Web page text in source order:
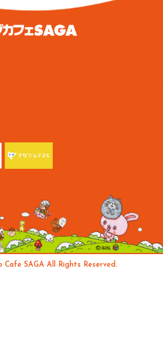
Cafe SAGA All Rights Reserved.